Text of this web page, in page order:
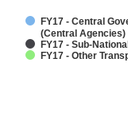
FY17 - Central
(Central Agencies)
FY17 - Sub-
FY17 - Other